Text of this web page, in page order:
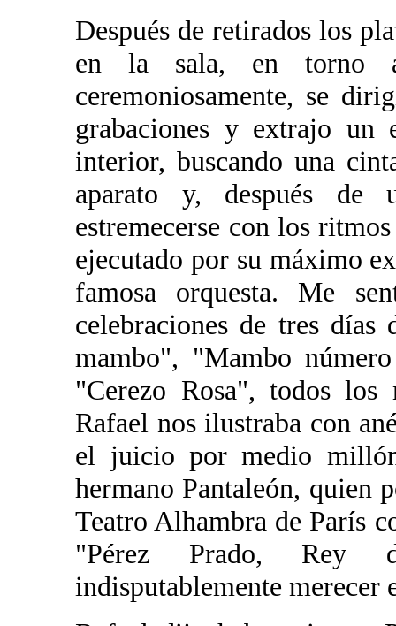
Después de retirados los
en la sala, en torno
ceremoniosamente, se
grabaciones y extrajo un
interior, buscando una
aparato y, después de
estremecerse con los
ejecutado por su máximo
famosa orquesta. Me
celebraciones de tres
mambo", "Mambo
"Cerezo Rosa", todos los
Rafael nos ilustraba con
el juicio por medio
hermano Pantaleón, quien
Teatro Alhambra de París
"Pérez Prado, Rey
indisputablemente merecer